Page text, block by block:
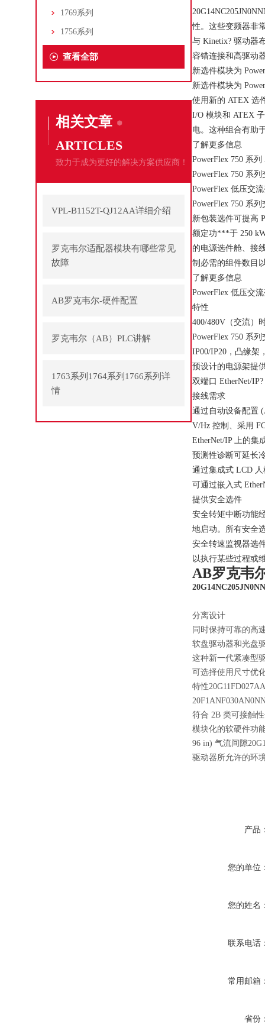
1769系列
1756系列
查看全部
相关文章
ARTICLES
致力于成为更好的解决方案供应商！
VPL-B1152T-QJ12AA详细介绍
罗克韦尔适配器模块有哪些常见
故障
AB罗克韦尔-硬件配置
罗克韦尔（AB）PLC讲解
1763系列1764系列1766系列详
情
性。这些变频器非
与 Kinetix? 驱动器
容错连接和高驱动
新选件模块为
新选件模块为
使用新的 ATEX 选
I/O 模块和 ATEX
电。这种组合有助
了解更多信息
PowerFlex 750 系
PowerFlex 750 系
PowerFlex 低压交
PowerFlex 750 系
新包装选件可提高
额定功***于 250
的电源选件舱、接
制必需的组件数目
了解更多信息
PowerFlex 低压交
特性
400/480V（交流）
PowerFlex 750 系
IP00/IP20，凸缘架
预设计的电源架提
双端口 EtherNet/
接线需求
通过自动设备配置
V/Hz 控制、采用
EtherNet/IP 上的集
预测性诊断可延长
通过集成式 LCD 人
可通过嵌入式
提供安全选件
安全转矩中断功能
地启动。所有安全
安全转速监视器选
以执行某些过程或
AB罗克韦
分离设计
同时保持可靠的高
软盘驱动器和光盘
这种新一代紧凑型
可选择使用尺寸优
特性
符合 2B 类可接触
模块化的软硬件功
96 in) 气流间隙
驱动器所允许的环
产品
您的单位
您的姓名
联系电话
常用邮箱
省份